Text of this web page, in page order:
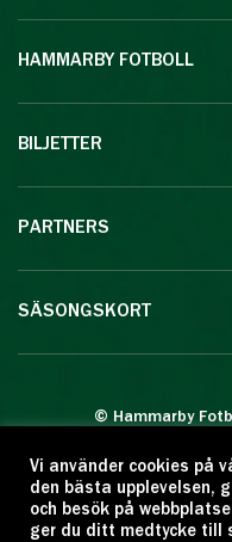
HAMMARBY FOTBOLL
BILJETTER
PARTNERS
SÄSONGSKORT
© Hammarby
Eftertryck eller
Citera oss
Vi använder cookies på
den bästa upplevelsen,
och besök på
ger du ditt medtycke till